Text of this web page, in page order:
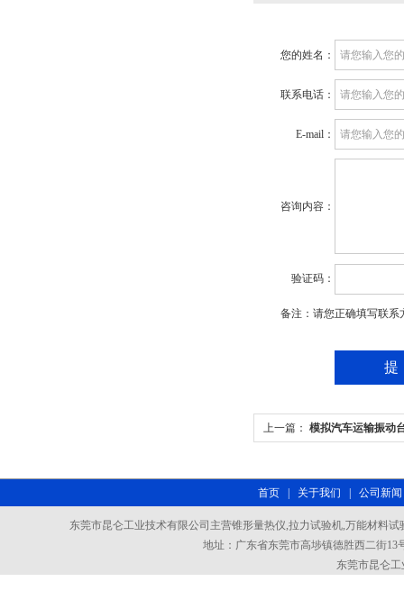
您的姓名：
联系电话：
E-mail：
咨询内容：
验证码：
备注：请您正确填写联系
上一篇： 模拟汽车运输振动
首页| 关于我们 公司新闻
东莞市昆仑工业技术有限公司主营锥形量热仪,拉力试验机,万能材料
地址：广东省东莞市高埗镇德胜西二街13
东莞市昆仑